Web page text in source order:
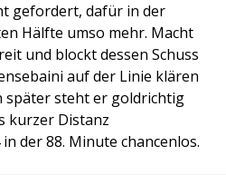
gefordert, dafür in der
Hälfte umso mehr. Macht
und blockt dessen Schuss
auf der Linie klären
später steht er goldrichtig
kurzer Distanz
der 88. Minute chancenlos.